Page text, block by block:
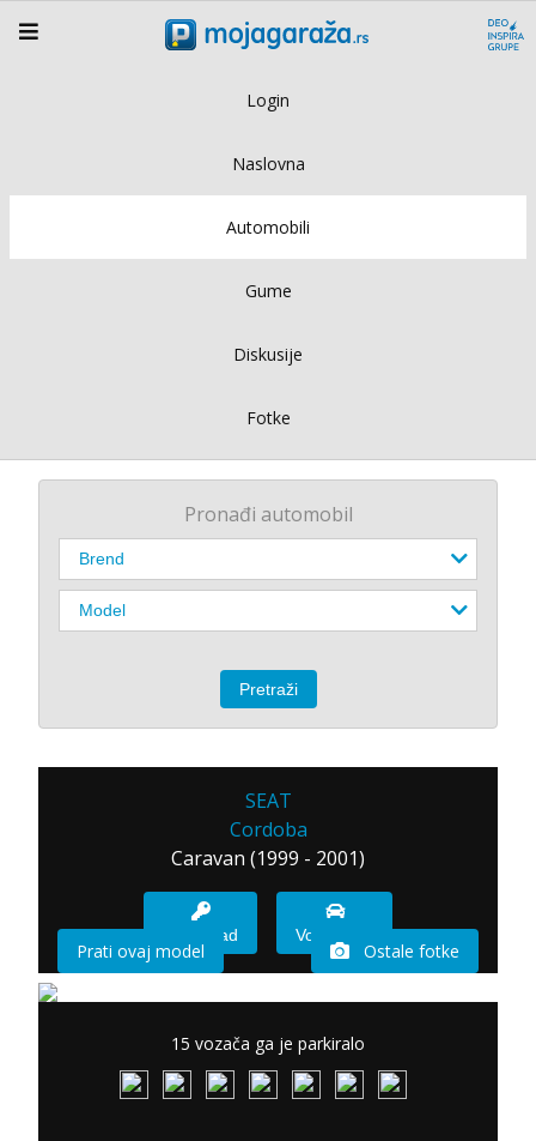
Login
Naslovna
Automobili
Gume
Diskusije
Fotke
Pronađi automobil
SEAT
Cordoba
Caravan (1999 - 2001)
Imam sad Vozio sam
Prati ovaj model Ostale fotke
15 vozača ga je parkiralo